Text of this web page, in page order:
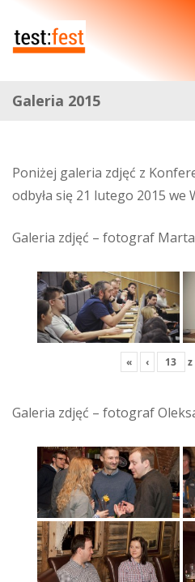
Galeria 2015
Poniżej galeria zdjęć z
odbyła się 21 lutego 2015 we
Galeria zdjęć – fotograf
« ‹ z
Galeria zdjęć – fotograf